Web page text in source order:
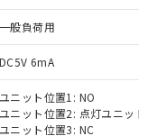
一般負荷用
DC5V 6mA
ユニット位置1: NO
ユニット位置2: 点灯ユニット
ユニット位置3: NC